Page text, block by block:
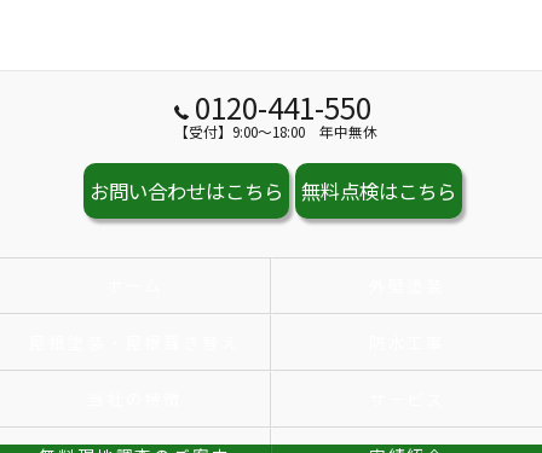
0120-441-550
【受付】9:00～18:00 年中無休
お問い合わせはこちら 無料点検はこちら